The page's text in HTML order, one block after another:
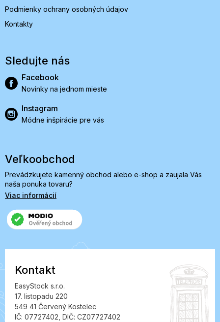
Podmienky ochrany osobných údajov
Kontakty
Sledujte nás
Facebook
Novinky na jednom mieste
Instagram
Módne inšpirácie pre vás
Veľkoobchod
Prevádzkujete kamenný obchod alebo e-shop a zaujala Vás
naša ponuka tovaru?
Viac informácií
Kontakt
EasyStock s.r.o.
17. listopadu 220
549 41 Červený Kostelec
IČ: 07727402, DIČ: CZ07727402